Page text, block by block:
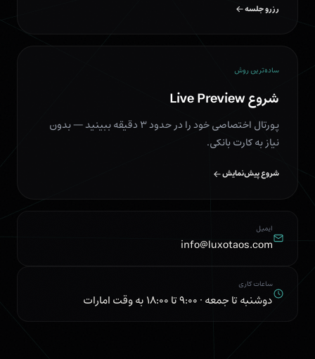
رزرو جلسه
ساده‌ترین روش
شروع Live Preview
پورتال اختصاصی خود را در حدود ۳ دقیقه ببینید — بدون
نیاز به کارت بانکی.
شروع پیش‌نمایش
ایمیل
info@luxotaos.com
ساعات کاری
دوشنبه تا جمعه · ۹:۰۰ تا ۱۸:۰۰ به وقت امارات